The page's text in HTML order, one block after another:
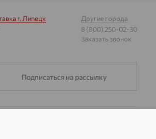
г. Липецк
Другие города
8 (800) 250-02-30
Заказать звонок
Подписаться на рассылку